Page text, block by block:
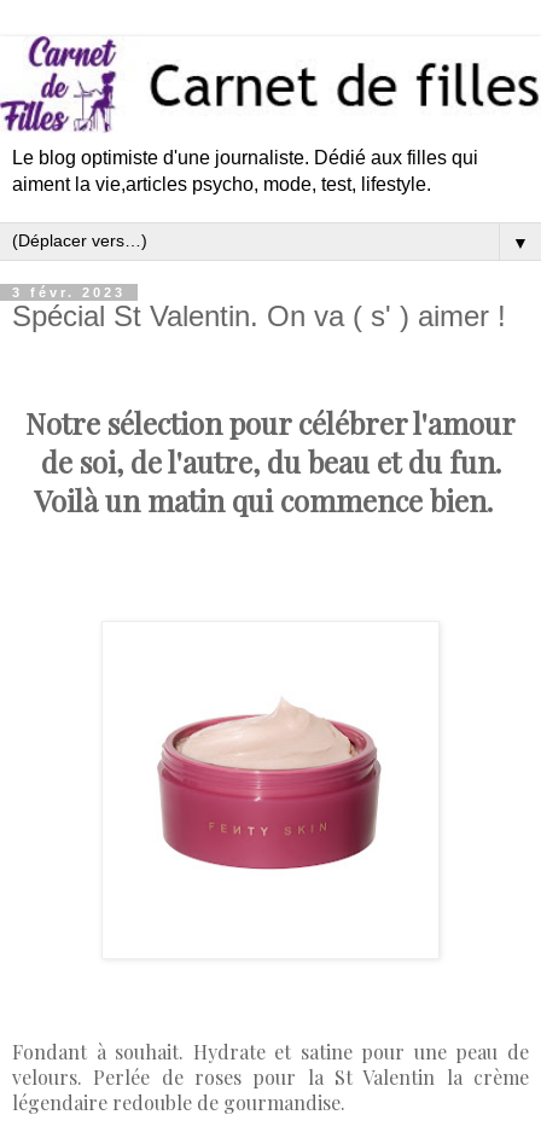
Le blog optimiste d'une journaliste. Dédié aux filles qui
aiment la vie,articles psycho, mode, test, lifestyle.
▼
3 févr. 2023
Spécial St Valentin. On va ( s' ) aimer !
Notre sélection pour célébrer l'amour
de soi, de l'autre, du beau et du fun.
Voilà un matin qui commence bien.
Fondant à souhait. Hydrate et satine pour une peau de
velours. Perlée de roses pour la St Valentin la crème
légendaire redouble de gourmandise.